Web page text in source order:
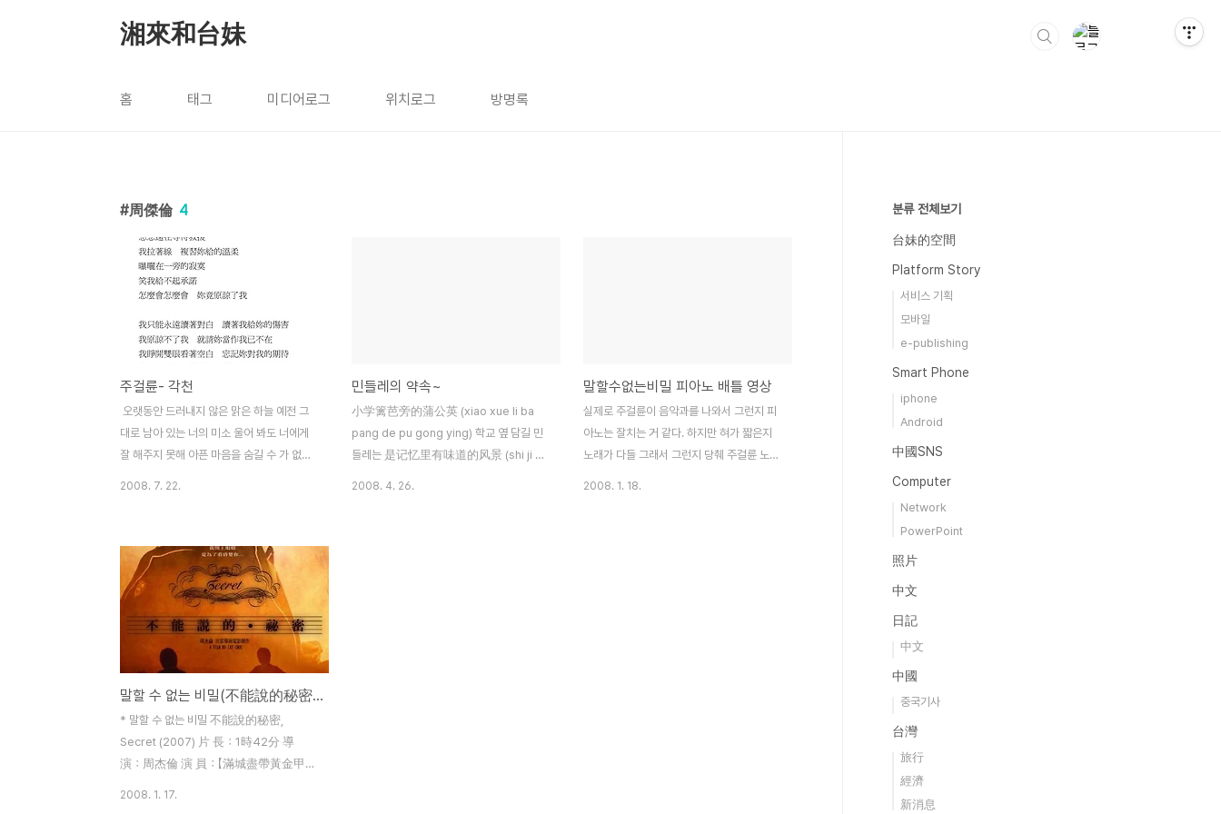
湘來和台妹
홈 태그 미디어로그 위치로그 방명록
周傑倫 4
주걸륜- 각천
오랫동안 드러내지 않은 맑은 하늘 예전 그
대로 남아 있는 너의 미소 울어 봐도 너에게
잘 해주지 못해 아픈 마음을 숨길 수 가 없어
약속을 하는데 어떻게 어떻게 넌 날 용서해
버렸어 난 영원히 우리의 이야기들과 내가 너
에게 준 상처만을 생각해 날 용서할 수 없어
내가 이미 없어졌다고 생각해 주길 바래 두
눈을 뜨고 하늘을 보며 나에 대한 너의 기대
들을 지워버려 나의 부탁을 남겨 둔 채 난 이
제 떠나갈게 오랜만에 해석할려니깐..ㅠㅠ 콘
서트 앨범으로 들을 때는 축축하고 눅눅한것
이 듣기 좋더만 정규 앨범은 그 다지 마음에
들지 않는다...
2008. 7. 22.
민들레의 약속~
小学篱芭旁的蒲公英 (xiao xue li ba
pang de pu gong ying) 학교 옆 담길 민
들레는 是记忆里有味道的风景 (shi ji yi
2008. 4. 26.
말할수없는비밀 피아노 배틀 영상
실제로 주걸륜이 음악과를 나와서 그런지 피
아노는 잘치는 거 같다. 하지만 혀가 짧은지
노래가 다들 그래서 그런지 당췌 주걸륜 노래
2008. 1. 18.
말할 수 없는 비밀(不能說的秘密, Secret)
* 말할 수 없는 비밀 不能說的秘密,
Secret (2007) 片 長：1時42分 導
演：周杰倫 演 員：【滿城盡帶黃金甲】
2008. 1. 17.
분류 전체보기
台妹的空間
Platform Story
서비스 기획
모바일
e-publishing
Smart Phone
iphone
Android
中國SNS
Computer
Network
PowerPoint
照片
中文
日記
中文
中國
중국기사
台灣
旅行
經濟
新消息